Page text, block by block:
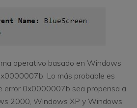
operativo basado en Windows
Lo más probable es
error 0x0000007b sea propensa a
2000, Windows XP y Windows